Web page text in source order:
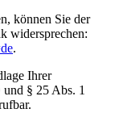
können Sie der
widersprechen:
.
Ihrer
§ 25 Abs. 1